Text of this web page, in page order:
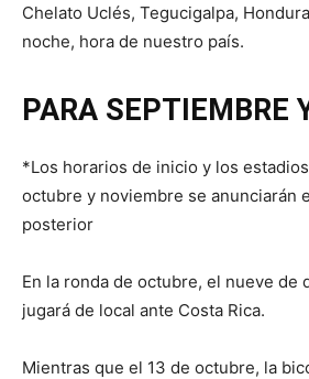
Chelato Uclés, Tegucigalpa,
noche, hora de nuestro país.
PARA SEPTIEMBRE
*Los horarios de inicio y los
octubre y noviembre se anunciarán
posterior
En la ronda de octubre, el nueve de
jugará de local ante Costa Rica.
Mientras que el 13 de octubre, la